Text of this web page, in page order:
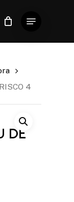
4
DE
Menu